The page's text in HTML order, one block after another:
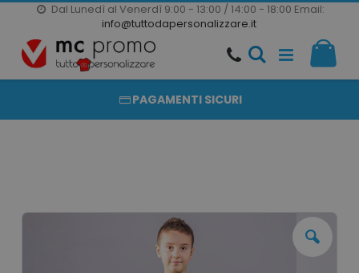
Dal Lunedì al Venerdì 9:00 - 13:00 / 14:00 - 18:00 Email:
info@tuttodapersonalizzare.it
Salta
al
contenuto
20000 PRODOTTI
PRODOTTI COMPLETAMENTE PERSONALIZZABILI
PAGAMENTI SICURI
Vai